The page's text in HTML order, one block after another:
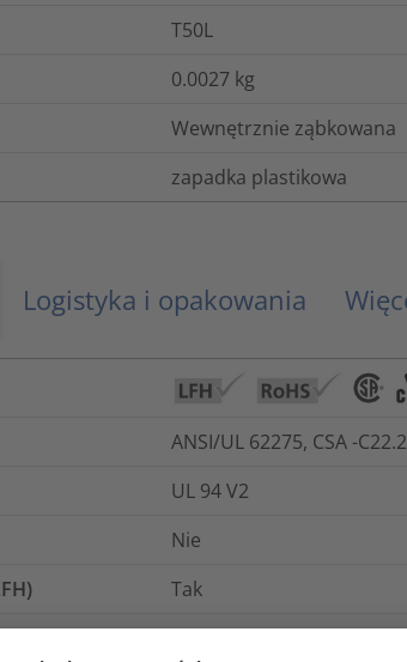
T50L
0.0027 kg
Wewnętrznie ząbkowana
zapadka plastikowa
Logistyka i opakowania
ANSI/UL 62275, CSA -
UL 94 V2
Nie
Tak